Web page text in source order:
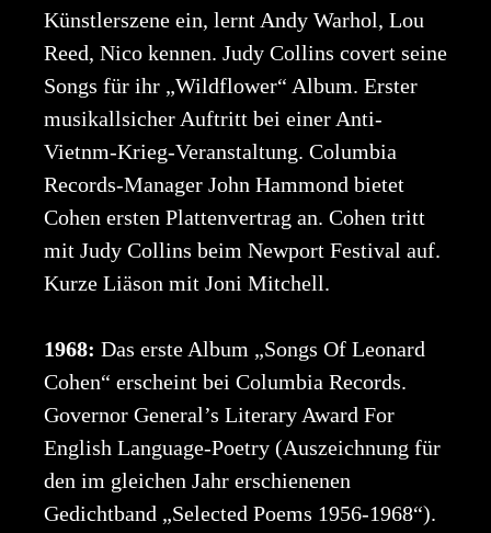
Künstlerszene ein, lernt Andy Warhol, Lou
Reed, Nico kennen. Judy Collins covert seine
Songs für ihr „Wildflower“ Album. Erster
musikallsicher Auftritt bei einer Anti-
Vietnm-Krieg-Veranstaltung. Columbia
Records-Manager John Hammond bietet
Cohen ersten Plattenvertrag an. Cohen tritt
mit Judy Collins beim Newport Festival auf.
Kurze Liäson mit Joni Mitchell.
1968: Das erste Album „Songs Of Leonard
Cohen“ erscheint bei Columbia Records.
Governor General’s Literary Award For
English Language-Poetry (Auszeichnung für
den im gleichen Jahr erschienenen
Gedichtband „Selected Poems 1956-1968“).